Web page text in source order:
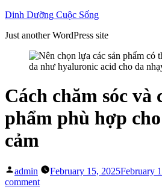
Skip
content
Dinh Dưỡng Cuộc Sống
Just another WordPress site
Cách chăm sóc và
phẩm phù hợp
cảm
Posted
by
admin February 15, 2025February
commenton